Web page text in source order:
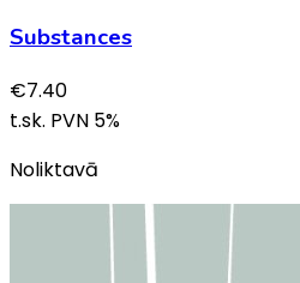
Substances
€7.40
t.sk. PVN 5%
Noliktavā